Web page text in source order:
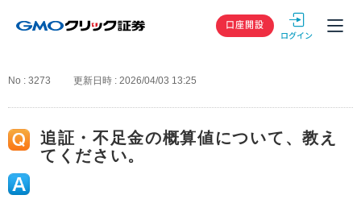
GMOクリック
口座開設
No : 3273 更新日時 : 2026/04/03 13:25
追証・不足金の概算値について、教え
てください。